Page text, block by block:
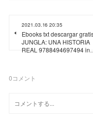
2021.03.16 20:35
Ebooks txt descargar
JUNGLA: UNA HISTORIA
REAL 9788494697494
0コメント